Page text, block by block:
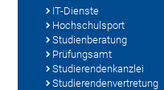
IT-Dienste
Hochschulsport
Studienberatung
Prüfungsamt
Studierendenkanzlei
Studierendenvertretung